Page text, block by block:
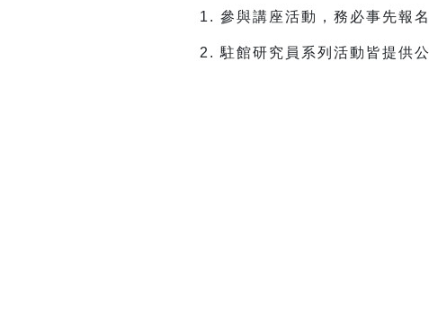
1. 參與講座活動，務必事先報名
2. 駐館研究員系列活動皆提供